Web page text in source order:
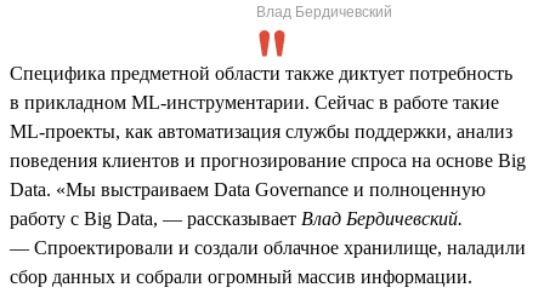
Влад Бердичевский
Специфика предметной области также диктует потребность
в прикладном ML‑инструментарии. Сейчас в работе такие
ML‑проекты, как автоматизация службы поддержки, анализ
поведения клиентов и прогнозирование спроса на основе Big
Data. «Мы выстраиваем Data Governance и полноценную
работу с Big Data, — рассказывает Влад Бердичевский.
— Спроектировали и создали облачное хранилище, наладили
сбор данных и собрали огромный массив информации.